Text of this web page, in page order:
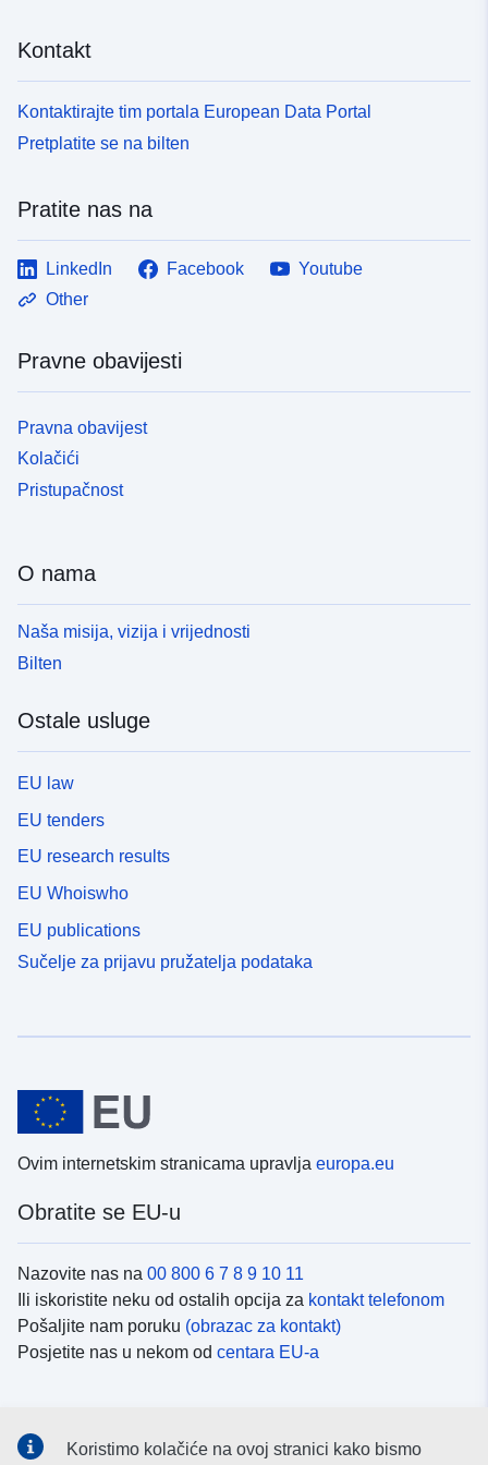
Kontakt
Kontaktirajte tim portala European Data Portal
Pretplatite se na bilten
Pratite nas na
LinkedIn Facebook
Youtube
Other
Pravne obavijesti
Pravna obavijest
Kolačići
Pristupačnost
O nama
Naša misija, vizija i vrijednosti
Bilten
Ostale usluge
EU law
EU tenders
EU research results
EU Whoiswho
EU publications
Sučelje za prijavu pružatelja podataka
Ovim internetskim stranicama upravlja europa.eu
Obratite se EU-u
Nazovite nas na 00 800 6 7 8 9 10 11
Ili iskoristite neku od ostalih opcija za kontakt telefonom
Pošaljite nam poruku (obrazac za kontakt)
Posjetite nas u nekom od centara EU-a
Koristimo kolačiće na ovoj stranici kako bismo